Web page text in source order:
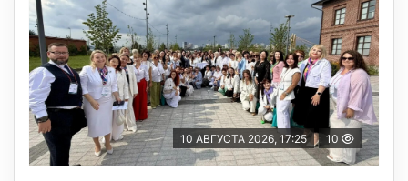
10 АВГУСТА 2026, 17:25 10